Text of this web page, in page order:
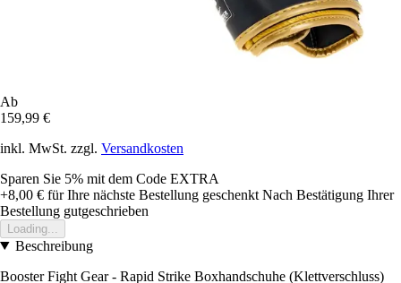
Ab
159,99 €
inkl. MwSt. zzgl. Versandkosten
Sparen Sie 5% mit dem Code EXTRA
+8,00 € für Ihre nächste Bestellung geschenkt Nach Bestätigung Ihrer
Bestellung gutgeschrieben
Loading...
Beschreibung
Booster Fight Gear - Rapid Strike Boxhandschuhe (Klettverschluss)